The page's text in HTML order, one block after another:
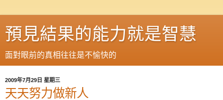
預見結果的能力就是智慧
面對眼前的真相往往是不愉快的
2009年7月29日 星期三
天天努力做新人